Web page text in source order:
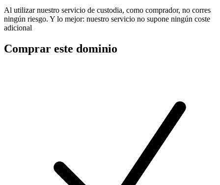
Al utilizar nuestro servicio de custodia, como comprador, no corres
ningún riesgo. Y lo mejor: nuestro servicio no supone ningún coste
adicional
Comprar este dominio